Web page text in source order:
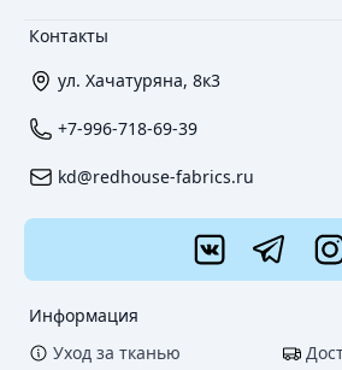
Контакты
ул. Хачатуряна, 8к3
+7-996-718-69-39
kd@redhouse-fabrics.ru
Информация
Уход за тканью